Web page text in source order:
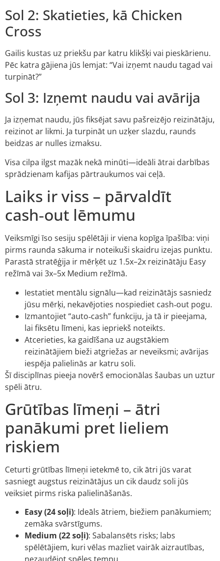
Sol 2: Skatieties, kā Chicken
Cross
Gailis kustas uz priekšu par katru klikšķi vai pieskārienu.
Pēc katra gājiena jūs lemjat: “Vai izņemt naudu tagad vai
turpināt?”
Sol 3: Izņemt naudu vai avārija
Ja izņemat naudu, jūs fiksējat savu pašreizējo reizinātāju,
reizinot ar likmi. Ja turpināt un uzķer slazdu, raunds
beidzas ar nulles izmaksu.
Visa cilpa ilgst mazāk nekā minūti—ideāli ātrai darbības
sprādzienam kafijas pārtraukumos vai ceļā.
Laiks ir viss – pārvaldīt
cash‑out lēmumu
Veiksmīgi īso sesiju spēlētāji ir viena kopīga īpašība: viņi
pirms raunda sākuma ir noteikuši skaidru izejas punktu.
Parastā stratēģija ir mērķēt uz 1.5x–2x reizinātāju Easy
režīmā vai 3x–5x Medium režīmā.
Iestatiet mentālu signālu—kad reizinātājs sasniedz
jūsu mērķi, nekavējoties nospiediet cash‑out pogu.
Izmantojiet “auto‑cash” funkciju, ja tā ir pieejama,
lai fiksētu līmeni, kas iepriekš noteikts.
Atcerieties, ka gaidīšana uz augstākiem
reizinātājiem bieži atgriežas ar neveiksmi; avārijas
iespēja palielinās ar katru soli.
Šī disciplīnas pieeja novērš emocionālas šaubas un uztur
spēli ātru.
Grūtības līmeņi – ātri
panākumi pret lieliem
riskiem
Ceturti grūtības līmeņi ietekmē to, cik ātri jūs varat
sasniegt augstus reizinātājus un cik daudz soli jūs
veiksiet pirms riska palielināšanās.
Easy (24 soļi): Ideāls ātriem, biežiem panākumiem;
zemāka svārstīgums.
Medium (22 soļi): Sabalansēts risks; labs
spēlētājiem, kuri vēlas mazliet vairāk aizrautības,